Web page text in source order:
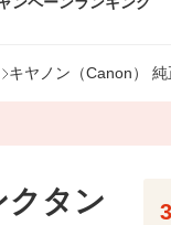
キヤノン（Canon）
クタン